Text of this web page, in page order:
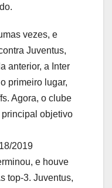
vezes, e
Juventus,
anterior, a Inter
primeiro lugar,
Agora, o clube
principal objetivo
2019
e houve
top-3. Juventus,